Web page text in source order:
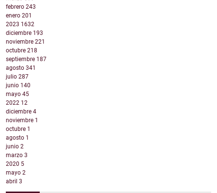
febrero 243
enero 201
2023 1632
diciembre 193
noviembre 221
octubre 218
septiembre 187
agosto 341
julio 287
junio 140
mayo 45
2022 12
diciembre 4
noviembre 1
octubre 1
agosto 1
junio 2
marzo 3
2020 5
mayo 2
abril 3